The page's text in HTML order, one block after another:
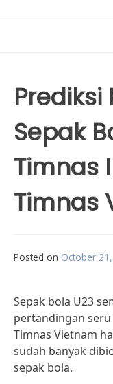
Sepak
Timnas
Timnas
Posted on October
Sepak bola U23
pertandingan
Timnas Vietnam
sudah banyak
sepak bola.